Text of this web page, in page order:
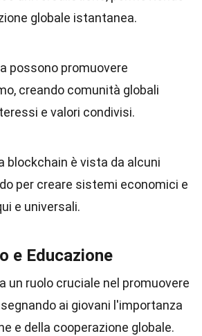
globale istantanea.
possono promuovere
creando comunità globali
e valori condivisi.
blockchain è vista da alcuni
per creare sistemi economici e
e universali.
e Educazione
un ruolo cruciale nel promuovere
ai giovani l'importanza
e della cooperazione globale.